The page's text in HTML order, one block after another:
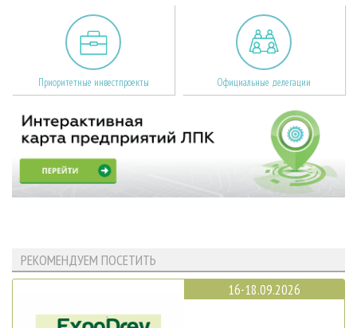
Приоритетные инвестпроекты Официальные делегации
РЕКОМЕНДУЕМ ПОСЕТИТЬ
16-18.09.2026